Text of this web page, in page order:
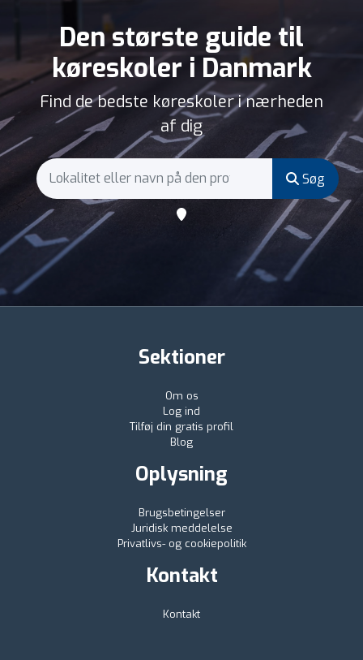
Den største guide til
køreskoler i Danmark
Find de bedste køreskoler i nærheden
af dig
Søg
Sektioner
Om os
Log ind
Tilføj din gratis profil
Blog
Oplysning
Brugsbetingelser
Juridisk meddelelse
Privatlivs- og cookiepolitik
Kontakt
Kontakt